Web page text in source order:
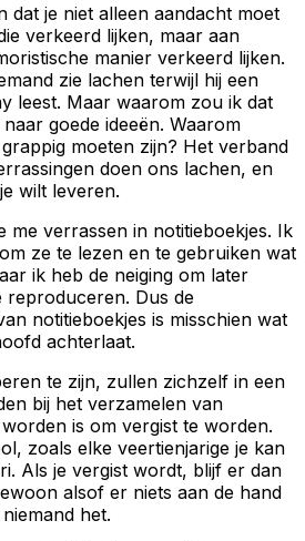
dat je niet alleen aandacht moet
verkeerd lijken, maar aan
manier verkeerd lijken.
zie lachen terwijl hij een
leest. Maar waarom zou ik dat
goede ideeën. Waarom
moeten zijn? Het verband
doen ons lachen, en
wilt leveren.
me verrassen in notitieboekjes. Ik
ze te lezen en te gebruiken wat
ik heb de neiging om later
reproduceren. Dus de
notitieboekjes is misschien wat
achterlaat.
te zijn, zullen zichzelf in een
bij het verzamelen van
is om vergist te worden.
zoals elke veertienjarige je kan
Als je vergist wordt, blijf er dan
alsof er niets aan de hand
het.